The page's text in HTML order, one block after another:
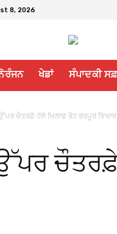
8, 2026
ਖੇਡਾਂ ਸੰਪਾਦਕੀ
ਚੌਤਰਫ਼ੇ ਹੱਲੇ ਖਿਲਾਫ ਰੋਹ ਭਰਪੂਰ
ਚੌਤਰਫ਼ੇ